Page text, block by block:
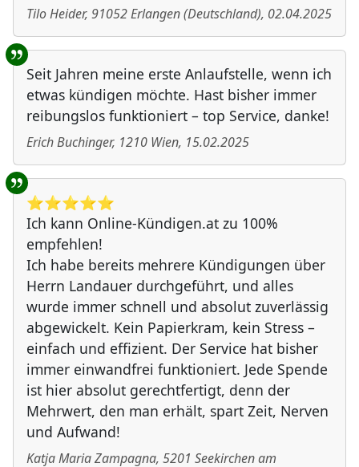
Tilo Heider, 91052Erlangen(Deutschland), 02.04.2025
Seit Jahren meine erste Anlaufstelle, wenn ich
etwas kündigen möchte. Hast bisher immer
reibungslos funktioniert – top Service, danke!
Erich Buchinger, 1210 Wien, 15.02.2025
⭐️⭐️⭐️⭐️⭐️
Ich kann Online-Kündigen.at zu 100%
empfehlen!
Ich habe bereits mehrere Kündigungen über
Herrn Landauer durchgeführt, und alles
wurde immer schnell und absolut zuverlässig
abgewickelt. Kein Papierkram, kein Stress –
einfach und effizient. Der Service hat bisher
immer einwandfrei funktioniert. Jede Spende
ist hier absolut gerechtfertigt, denn der
Mehrwert, den man erhält, spart Zeit, Nerven
und Aufwand!
Katja Maria Zampagna, 5201 Seekirchen am